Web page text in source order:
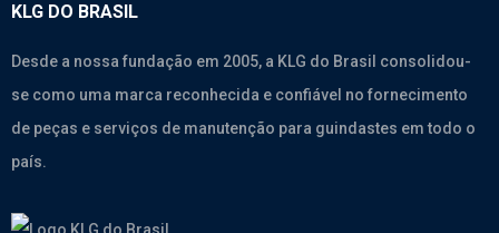
KLG DO BRASIL
Desde a nossa fundação em 2005, a KLG do Brasil consolidou-
se como uma marca reconhecida e confiável no fornecimento
de peças e serviços de manutenção para guindastes em todo o
país.